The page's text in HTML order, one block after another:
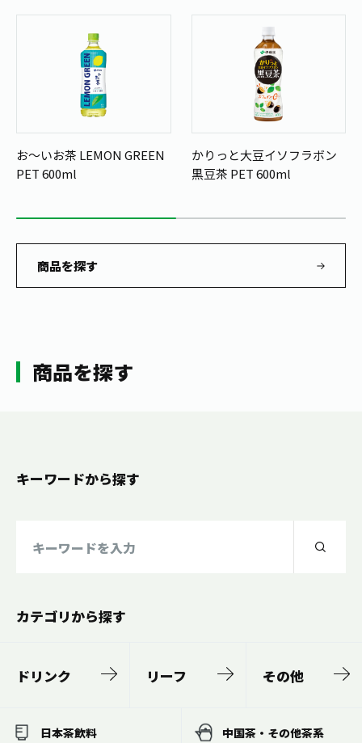
お～いお茶 LEMON GREEN
PET 600ml
かりっと大豆イソフラボン
黒豆茶 PET 600ml
商品を探す
商品を探す
キーワードから探す
カテゴリから探す
ドリンク リーフ その他
日本茶飲料 中国茶・その他茶系